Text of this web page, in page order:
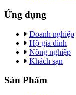
Ứng dụng
Doanh nghiệp
Hộ gia đình
Nông nghiệp
Khách sạn
Sản Phẩm